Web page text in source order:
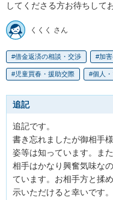
してくださる方お待ちして
くくく さん
借金返済の相談・交渉 加害
児童買春・援助交際 個人
追記
追記です。
書き忘れましたが御相手
姿等は知っています。ま
相手はかなり興奮気味な
ています。お相手方と揉
示いただけると幸いです